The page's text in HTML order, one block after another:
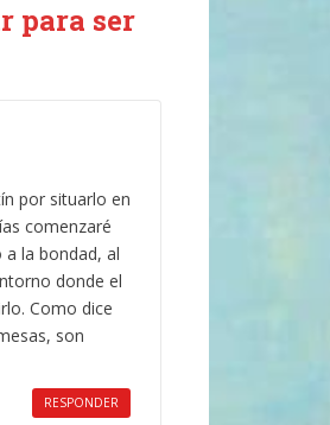
para ser
por situarlo en
comenzaré
la bondad, al
donde el
Como dice
son
RESPONDER